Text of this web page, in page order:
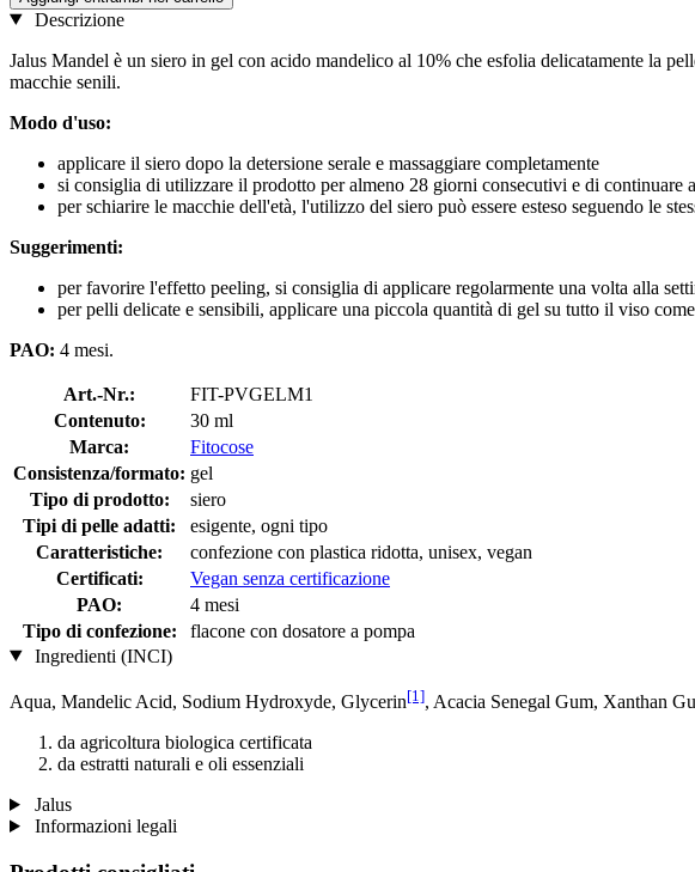
Descrizione
Jalus Mandel è un siero in gel con acido mandelico al 10% che esfolia delicatamente la
macchie senili.
Modo d'uso:
applicare il siero dopo la detersione serale e massaggiare completamente
si consiglia di utilizzare il prodotto per almeno 28 giorni consecutivi e di continuare
per schiarire le macchie dell'età, l'utilizzo del siero può essere esteso seguendo le
Suggerimenti:
per favorire l'effetto peeling, si consiglia di applicare regolarmente una volta alla
per pelli delicate e sensibili, applicare una piccola quantità di gel su tutto il viso
PAO: 4 mesi.
Art.-Nr.:
FIT-PVGELM1
Contenuto:
30 ml
Marca:
Fitocose
Consistenza/formato: gel
Tipo di prodotto:
siero
Tipi di pelle adatti:
esigente, ogni tipo
Caratteristiche:
confezione con plastica ridotta, unisex, vegan
Certificati:
Vegan senza certificazione
PAO:
4 mesi
Tipo di confezione:
flacone con dosatore a pompa
Ingredienti (INCI)
Aqua, Mandelic Acid, Sodium Hydroxyde, Glycerin[1], Acacia Senegal Gum, Xanthan
da agricoltura biologica certificata
da estratti naturali e oli essenziali
Jalus
Informazioni legali